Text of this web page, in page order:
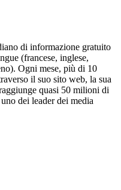
di informazione gratuito
(francese, inglese,
Ogni mese, più di 10
il suo sito web, la sua
quasi 50 milioni di
dei leader dei media